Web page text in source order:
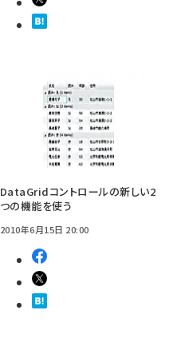
DataGridコントロールの新しい2
つの機能を使う
2010年6月15日 20:00